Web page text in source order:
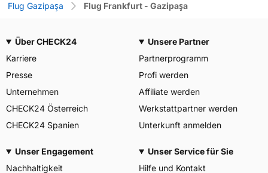
Flug Gazipaşa
Flug Frankfurt - Gazipaşa
Über CHECK24
Karriere
Presse
Unternehmen
CHECK24 Österreich
CHECK24 Spanien
Unsere Partner
Partnerprogramm
Profi werden
Affiliate werden
Werkstattpartner werden
Unterkunft anmelden
Unser Engagement
Nachhaltigkeit
Unser Service für Sie
Hilfe und Kontakt